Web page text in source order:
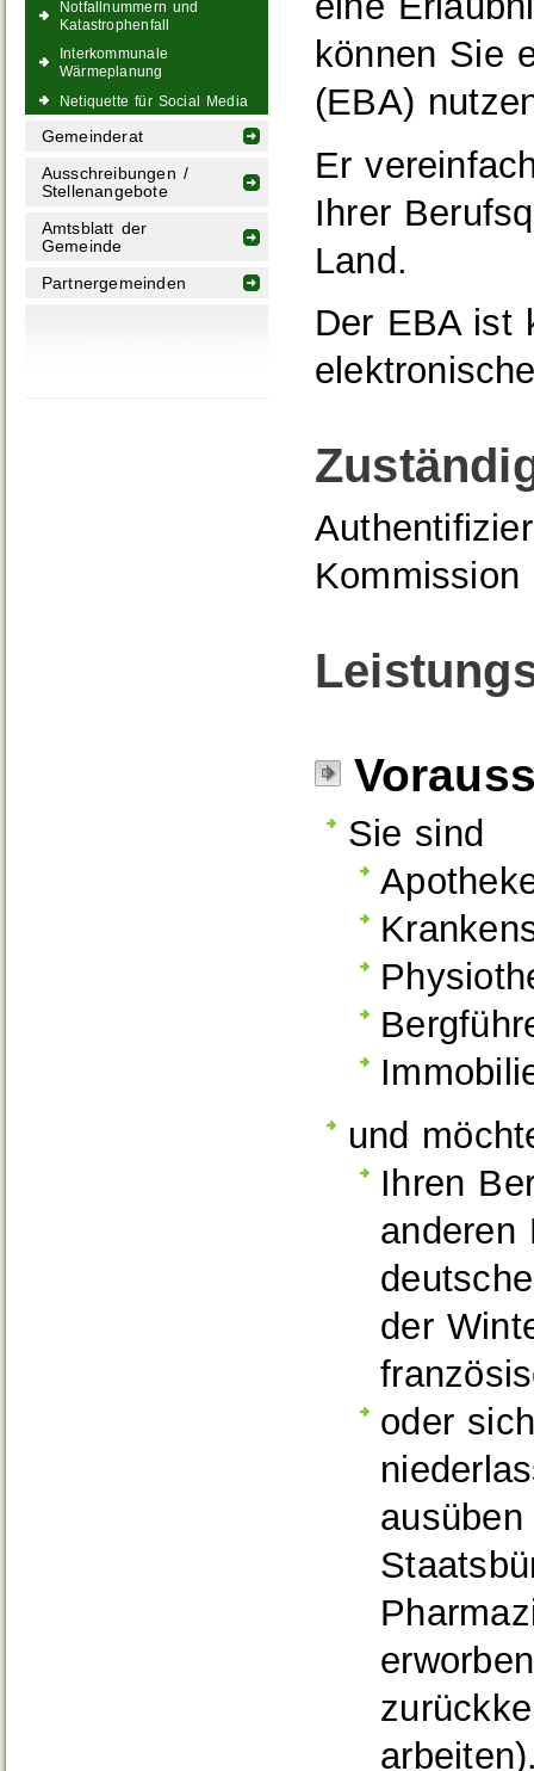
Notfallnummern und
Katastrophenfall
Interkommunale
Wärmeplanung
Netiquette für Social Media
Gemeinderat
Ausschreibungen /
Stellenangebote
Amtsblatt der
Gemeinde
Partnergemeinden
können Sie
(EBA)
Er
Ihrer
Land.
Der EBA ist
Kommission
Sie sind
und
Ihren
anderen
der
oder
ausüben
arbeiten)